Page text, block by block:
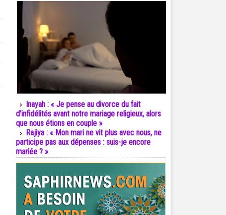
Inayah : « Je pense au divorce du fait
d’infidélités avant notre mariage religieux, alors
que nous étions en couple »
Rajiya : « Mon mari ne vit plus avec nous, ne
participe pas aux dépenses : suis-je encore
mariée ? »